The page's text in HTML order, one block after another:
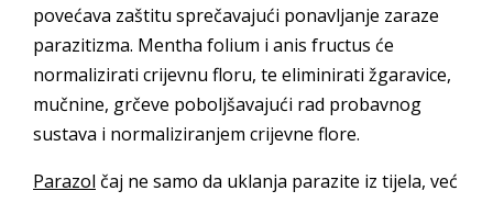
povećava zaštitu sprečavajući ponavljanje zaraze
parazitizma. Mentha folium i anis fructus će
normalizirati crijevnu floru, te eliminirati žgaravice,
mučnine, grčeve poboljšavajući rad probavnog
sustava i normaliziranjem crijevne flore.
Parazol čaj ne samo da uklanja parazite iz tijela, već